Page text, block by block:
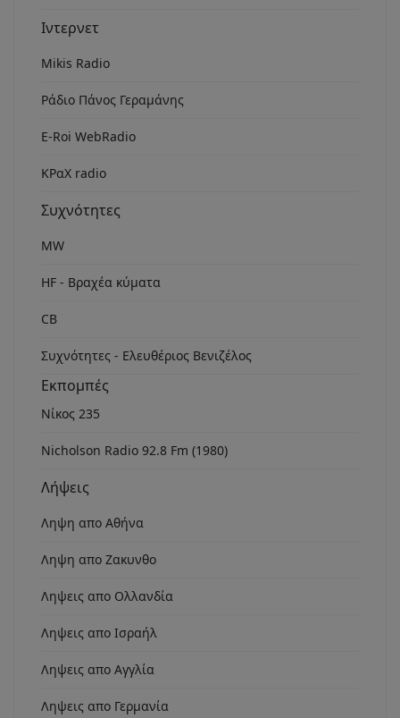
Ιντερνετ
Mikis Radio
Ράδιο Πάνος Γεραμάνης
Ε-Roi WebRadio
ΚΡαΧ radio
Συχνότητες
MW
HF - Βραχέα κύματα
CB
Συχνότητες - Ελευθέριος Βενιζέλος
Εκπομπές
Νίκος 235
Nicholson Radio 92.8 Fm (1980)
Λήψεις
Ληψη απο Αθήνα
Ληψη απο Ζακυνθο
Ληψεις απο Ολλανδία
Ληψεις απο Ισραήλ
Ληψεις απο Αγγλία
Ληψεις απο Γερμανία